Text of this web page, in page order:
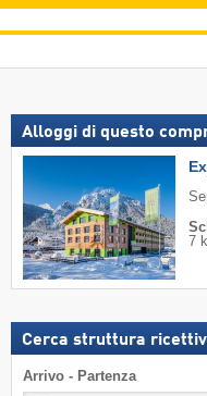
Alloggi di questo
7
Cerca struttura
Arrivo - Partenza